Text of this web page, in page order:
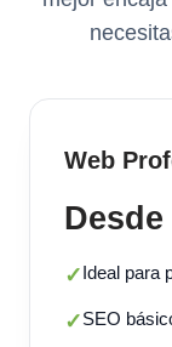
Web
Desde
✓Ideal para
✓SEO